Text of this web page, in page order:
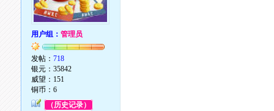
用户组：管理员
发帖：718
银元：35842
威望：151
铜币：6
（历史记录）